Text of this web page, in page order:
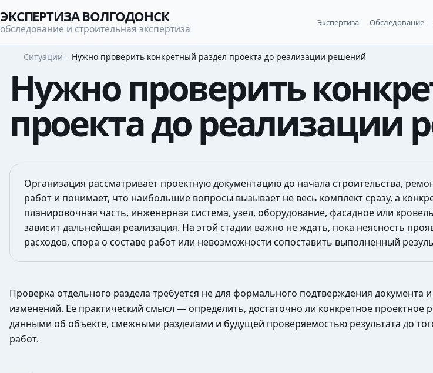
ЭКСПЕРТИЗА ВОЛГОДОНСК
обследование и строительная экспертиза
Экспертиза Обследование
Ситуации Нужно проверить конкретный раздел проекта до реализации решений
Нужно проверить
проекта до реализации
Организация рассматривает проектную документацию до начала строительства,
работ и понимает, что наибольшие вопросы вызывает не весь комплект сразу, а
планировочная часть, инженерная система, узел, оборудование, фасадное или
зависит дальнейшая реализация. На этой стадии важно не ждать, пока неясность
расходов, спора о составе работ или невозможности сопоставить выполненный
Проверка отдельного раздела требуется не для формального подтверждения документа
изменений. Её практический смысл — определить, достаточно ли конкретное проектное
данными об объекте, смежными разделами и будущей проверяемостью результата до
работ.